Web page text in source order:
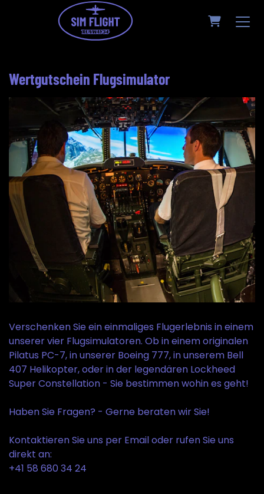
Wertgutschein Flugsimulator
Verschenken Sie ein einmaliges Flugerlebnis in einem
unserer vier Flugsimulatoren. Ob in einem originalen
Pilatus PC-7, in unserer Boeing 777, in unserem Bell
407 Helikopter, oder in der legendären Lockheed
Super Constellation - Sie bestimmen wohin es geht!
Haben Sie Fragen? - Gerne beraten wir Sie!
Kontaktieren Sie uns per Email oder rufen Sie uns
direkt an:
+41 58 680 34 24